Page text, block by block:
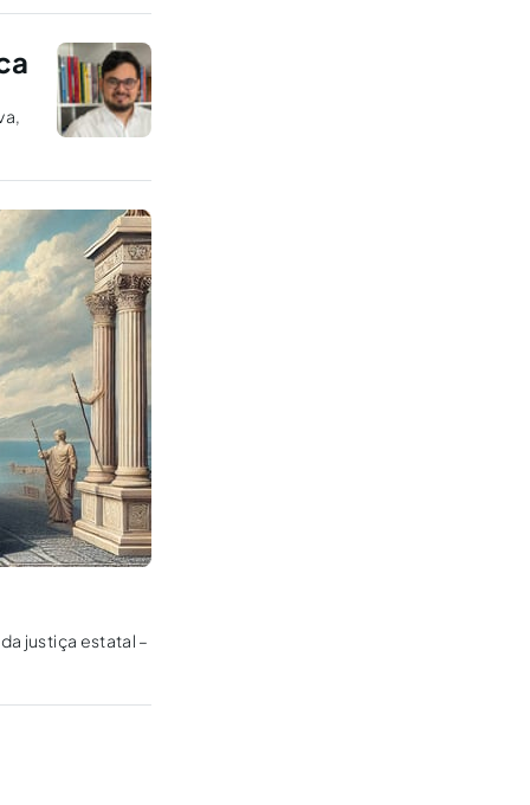
justiça estatal –